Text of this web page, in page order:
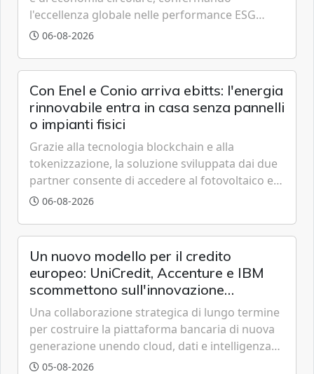
l'eccellenza globale nelle performance ESG
grazie a innovazione, accessibilità e governance
06-08-2026
Con Enel e Conio arriva ebitts: l'energia
rinnovabile entra in casa senza pannelli
o impianti fisici
Grazie alla tecnologia blockchain e alla
tokenizzazione, la soluzione sviluppata dai due
partner consente di accedere al fotovoltaico e
all'eolico ottenendo risparmi diretti in bolletta,
06-08-2026
Un nuovo modello per il credito
europeo: UniCredit, Accenture e IBM
scommettono sull'innovazione
tecnologica
Una collaborazione strategica di lungo termine
per costruire la piattaforma bancaria di nuova
generazione unendo cloud, dati e intelligenza
artificiale.
05-08-2026